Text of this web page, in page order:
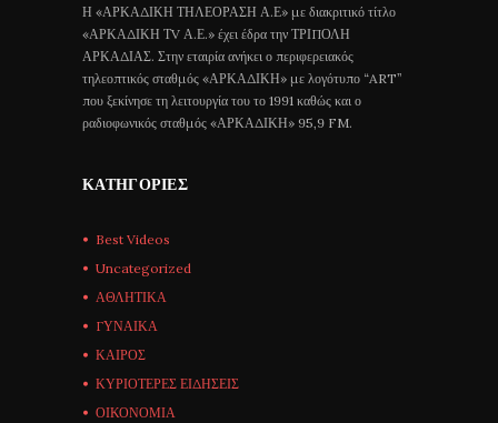
Η «ΑΡΚΑΔΙΚΗ ΤΗΛΕΟΡΑΣΗ Α.Ε» με διακριτικό τίτλο
«ΑΡΚΑΔΙΚΗ ΤV Α.Ε.» έχει έδρα την ΤΡΙΠΟΛΗ
ΑΡΚΑΔΙΑΣ. Στην εταιρία ανήκει ο περιφερειακός
τηλεοπτικός σταθμός «ΑΡΚΑΔΙΚΗ» με λογότυπο “ART”
που ξεκίνησε τη λειτουργία του το 1991 καθώς και ο
ραδιοφωνικός σταθμός «ΑΡΚΑΔΙΚΗ» 95,9 FM.
ΚΑΤΗΓΟΡΊΕΣ
Best Videos
Uncategorized
ΑΘΛΗΤΙΚΑ
ΓΥΝΑΙΚΑ
ΚΑΙΡΟΣ
ΚΥΡΙΟΤΕΡΕΣ ΕΙΔΗΣΕΙΣ
ΟΙΚΟΝΟΜΙΑ